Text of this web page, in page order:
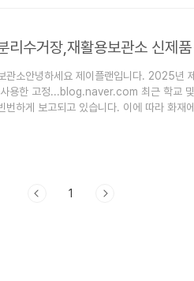
관소안녕하세요 제이플랜입니다. 2025년
사용한 고정...blog.naver.com 최근 학교
번하게 보고되고 있습니다. 이에 따라 화재
게 출시된 불연재 및 준불연재 자재를 적용
1